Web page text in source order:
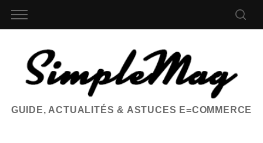
GUIDE, ACTUALITÉS & ASTUCES E=COMMERCE